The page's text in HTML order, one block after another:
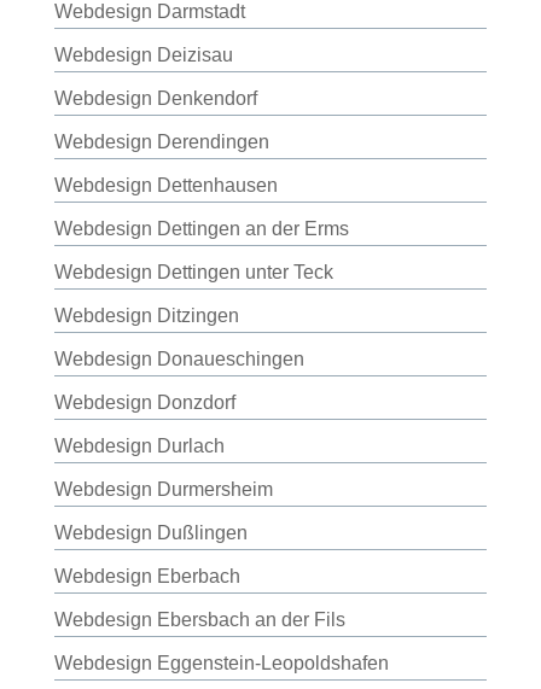
Webdesign Darmstadt
Webdesign Deizisau
Webdesign Denkendorf
Webdesign Derendingen
Webdesign Dettenhausen
Webdesign Dettingen an der Erms
Webdesign Dettingen unter Teck
Webdesign Ditzingen
Webdesign Donaueschingen
Webdesign Donzdorf
Webdesign Durlach
Webdesign Durmersheim
Webdesign Dußlingen
Webdesign Eberbach
Webdesign Ebersbach an der Fils
Webdesign Eggenstein-Leopoldshafen